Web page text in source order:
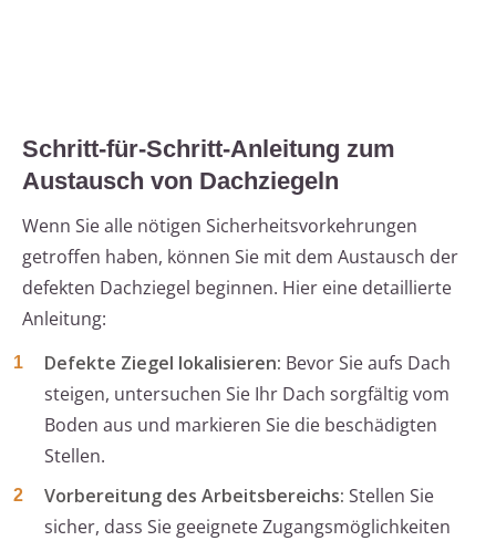
Schritt-für-Schritt-Anleitung zum
Austausch von Dachziegeln
Wenn Sie alle nötigen Sicherheitsvorkehrungen
getroffen haben, können Sie mit dem Austausch der
defekten Dachziegel beginnen. Hier eine detaillierte
Anleitung:
Defekte Ziegel lokalisieren: Bevor Sie aufs Dach
steigen, untersuchen Sie Ihr Dach sorgfältig vom
Boden aus und markieren Sie die beschädigten
Stellen.
Vorbereitung des Arbeitsbereichs: Stellen Sie
sicher, dass Sie geeignete Zugangsmöglichkeiten